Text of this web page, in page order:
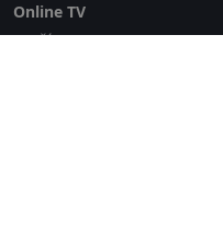
Online TV
Lepší.TV